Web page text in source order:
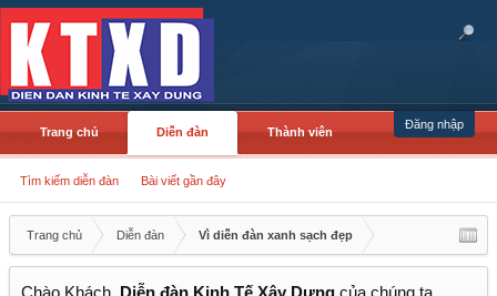
Đăng nhập
Trang chủ Diễn đàn
Tìm kiếm diễn đàn Bài viết gần đây
Thành viên
Trang chủ Diễn đàn Vì diễn đàn xanh sạch đẹp